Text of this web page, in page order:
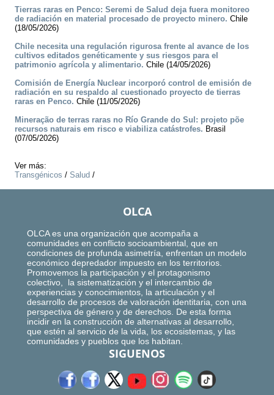
Tierras raras en Penco: Seremi de Salud deja fuera monitoreo
de radiación en material procesado de proyecto minero. Chile
(18/05/2026)
Chile necesita una regulación rigurosa frente al avance de los
cultivos editados genéticamente y sus riesgos para el
patrimonio agrícola y alimentario. Chile (14/05/2026)
Comisión de Energía Nuclear incorporó control de emisión de
radiación en su respaldo al cuestionado proyecto de tierras
raras en Penco. Chile (11/05/2026)
Mineração de terras raras no Río Grande do Sul: projeto põe
recursos naturais em risco e viabiliza catástrofes. Brasil
(07/05/2026)
Ver más:
Transgénicos / Salud /
OLCA
OLCA es una organización que acompaña a
comunidades en conflicto socioambiental, que en
condiciones de profunda asimetría, enfrentan un modelo
económico depredador impuesto en los territorios.
Promovemos la participación y el protagonismo
colectivo, la sistematización y el intercambio de
experiencias y conocimientos, la articulación y el
desarrollo de procesos de valoración identitaria, con una
perspectiva de género y de derechos. De esta forma
incidir en la construcción de alternativas al desarrollo,
que estén al servicio de la vida, los ecosistemas, y las
comunidades y pueblos que los habitan.
SIGUENOS